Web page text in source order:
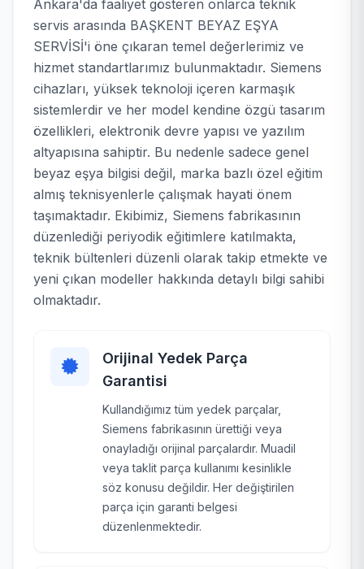
Ankara'da faaliyet gösteren onlarca teknik
servis arasında BAŞKENT BEYAZ EŞYA
SERVİSİ'i öne çıkaran temel değerlerimiz ve
hizmet standartlarımız bulunmaktadır. Siemens
cihazları, yüksek teknoloji içeren karmaşık
sistemlerdir ve her model kendine özgü tasarım
özellikleri, elektronik devre yapısı ve yazılım
altyapısına sahiptir. Bu nedenle sadece genel
beyaz eşya bilgisi değil, marka bazlı özel eğitim
almış teknisyenlerle çalışmak hayati önem
taşımaktadır. Ekibimiz, Siemens fabrikasının
düzenlediği periyodik eğitimlere katılmakta,
teknik bültenleri düzenli olarak takip etmekte ve
yeni çıkan modeller hakkında detaylı bilgi sahibi
olmaktadır.
Orijinal Yedek Parça
Garantisi
Kullandığımız tüm yedek parçalar,
Siemens fabrikasının ürettiği veya
onayladığı orijinal parçalardır. Muadil
veya taklit parça kullanımı kesinlikle
söz konusu değildir. Her değiştirilen
parça için garanti belgesi
düzenlenmektedir.